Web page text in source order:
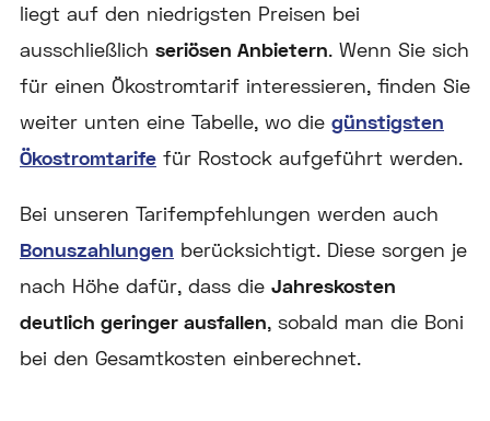
liegt auf den niedrigsten Preisen bei
ausschließlich seriösen Anbietern. Wenn Sie sich
für einen Ökostromtarif interessieren, finden Sie
weiter unten eine Tabelle, wo die günstigsten
Ökostromtarife für Rostock aufgeführt werden.
Bei unseren Tarifempfehlungen werden auch
Bonuszahlungen berücksichtigt. Diese sorgen je
nach Höhe dafür, dass die Jahreskosten
deutlich geringer ausfallen, sobald man die Boni
bei den Gesamtkosten einberechnet.